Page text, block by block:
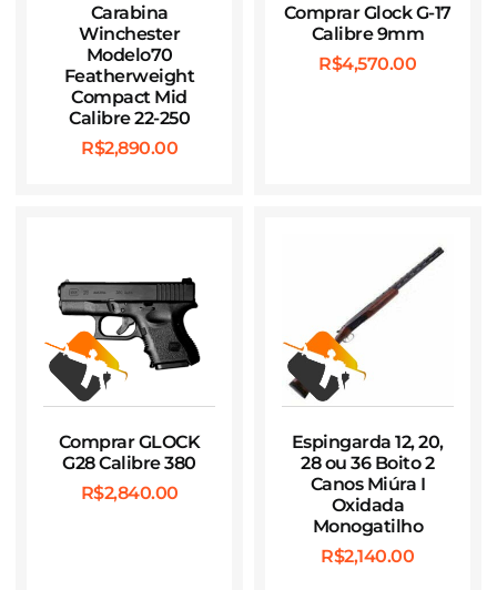
Carabina
Winchester
Modelo70
Featherweight
Compact Mid
Calibre 22-250
R$2,890.00
Comprar Glock G-17
Calibre 9mm
R$4,570.00
Comprar GLOCK
G28 Calibre 380
R$2,840.00
Espingarda 12, 20,
28 ou 36 Boito 2
Canos Miúra I
Oxidada
Monogatilho
R$2,140.00